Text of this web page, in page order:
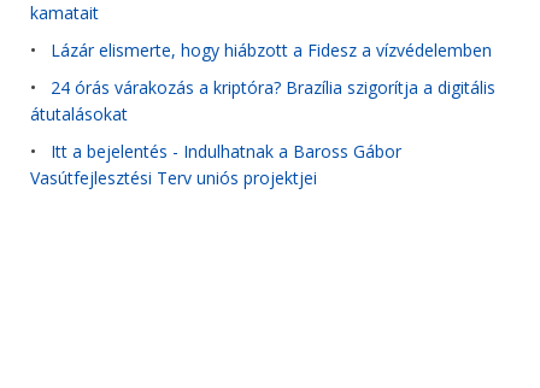
kamatait
• Lázár elismerte, hogy hiábzott a Fidesz a vízvédelemben
• 24 órás várakozás a kriptóra? Brazília szigorítja a digitális
átutalásokat
• Itt a bejelentés - Indulhatnak a Baross Gábor
Vasútfejlesztési Terv uniós projektjei